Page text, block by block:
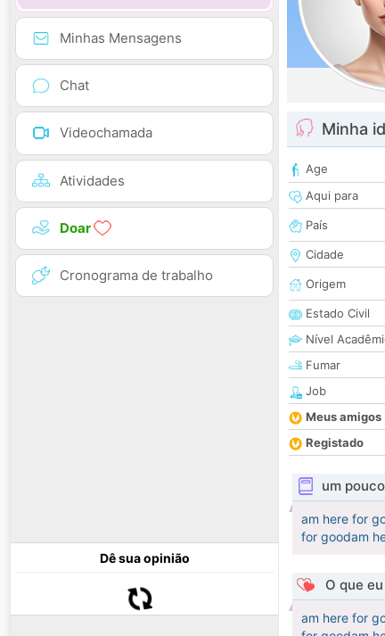
Minhas Mensagens
Chat
Videochamada
Atividades
Doar
Cronograma de trabalho
Dê sua opinião
Minha
Age
Aqui para
País
Cidade
Origem
Estado Civil
Nível
Fumar
Job
Meus amigos
Registado
um
am here for
for goodam
O que
am here for